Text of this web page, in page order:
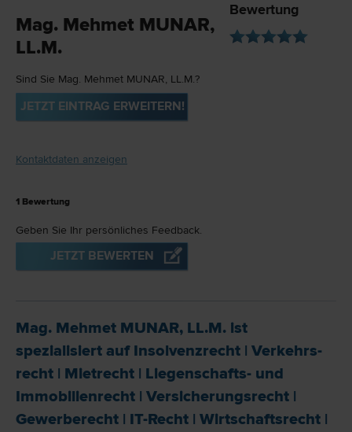
Mag. Mehmet MUNAR,
LL.M.
Sind Sie Mag. Mehmet MUNAR, LL.M.?
JETZT EINTRAG ERWEITERN!
Kontaktdaten anzeigen
Bewertung
1 Bewertung
Geben Sie Ihr persönliches Feedback.
JETZT BEWERTEN
Mag. Mehmet MUNAR, LL.M. ist
spezialisiert auf Insolvenz­recht | Verkehrs­
recht | Miet­recht | Liegenschafts- und
Immobilien­recht | Versicherungs­recht |
Gewerbe­recht | IT-Recht | Wirtschafts­recht |